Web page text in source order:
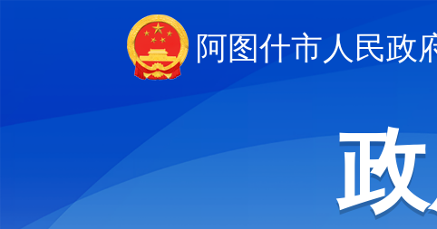
阿图什市人民政